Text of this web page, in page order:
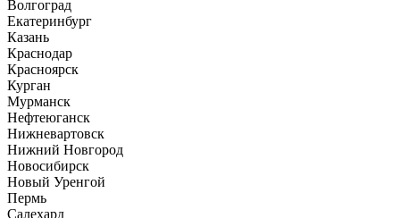
Волгоград
Екатеринбург
Казань
Краснодар
Красноярск
Курган
Мурманск
Нефтеюганск
Нижневартовск
Нижний Новгород
Новосибирск
Новый Уренгой
Пермь
Салехард